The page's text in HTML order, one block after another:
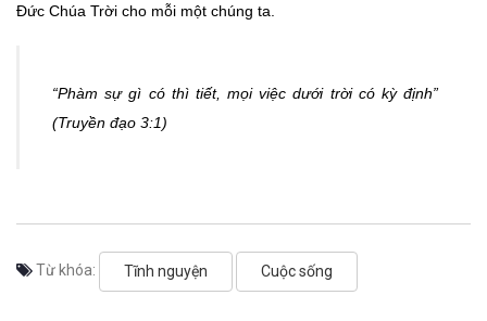
Đức Chúa Trời cho mỗi một chúng ta.
“Phàm sự gì có thì tiết, mọi việc dưới trời có kỳ định”
(Truyền đạo 3:1)
Từ khóa: Tĩnh nguyện Cuộc sống